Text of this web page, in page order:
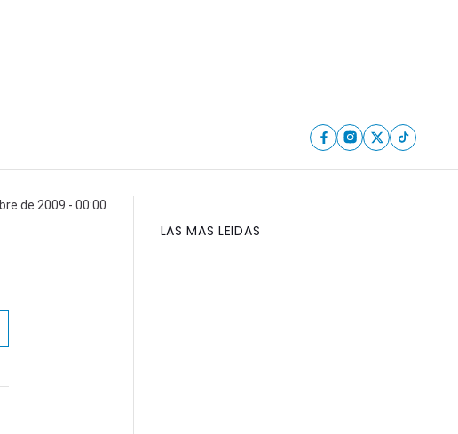
de 2009 - 00:00
LAS MAS LEIDAS